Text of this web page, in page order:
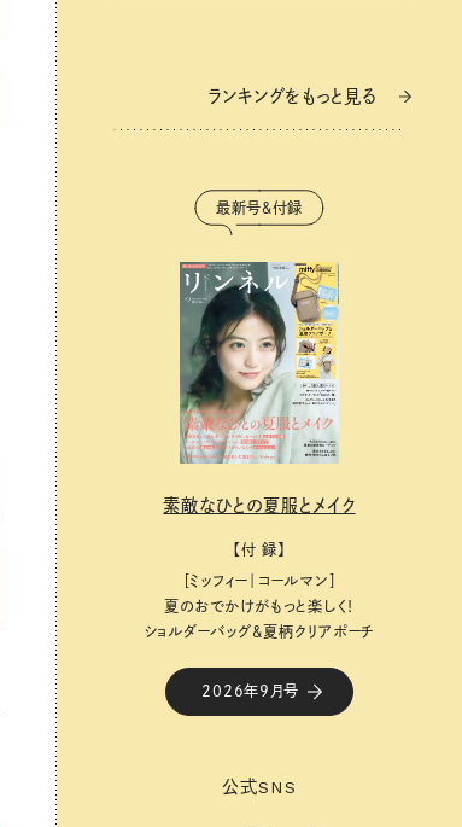
ランキングをもっと見る
最新号＆付録
素敵なひとの夏服とメイク
【付 録】
［ミッフィー｜コールマン］
夏のおでかけがもっと楽しく！
ショルダーバッグ&夏柄クリアポーチ
2026年9月号
公式SNS